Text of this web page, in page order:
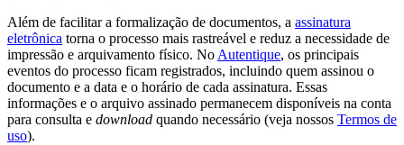
Além de facilitar a formalização de documentos, a assinatura
eletrônica torna o processo mais rastreável e reduz a necessidade de
impressão e arquivamento físico. No Autentique, os principais
eventos do processo ficam registrados, incluindo quem assinou o
documento e a data e o horário de cada assinatura. Essas
informações e o arquivo assinado permanecem disponíveis na conta
para consulta e download quando necessário (veja nossos Termos de
uso).